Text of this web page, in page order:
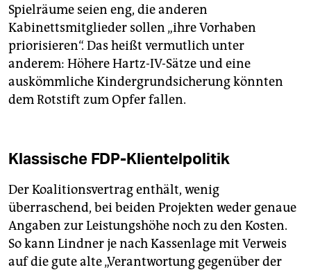
Spielräume seien eng, die anderen
Kabinettsmitglieder sollen „ihre Vorhaben
priorisieren“. Das heißt vermutlich unter
anderem: Höhere Hartz-IV-Sätze und eine
auskömmliche Kindergrundsicherung könnten
dem Rotstift zum Opfer fallen.
Klassische FDP-Klientelpolitik
Der Koalitionsvertrag enthält, wenig
überraschend, bei beiden Projekten weder genaue
Angaben zur Leistungshöhe noch zu den Kosten.
So kann Lindner je nach Kassenlage mit Verweis
auf die gute alte „Verantwortung gegenüber der